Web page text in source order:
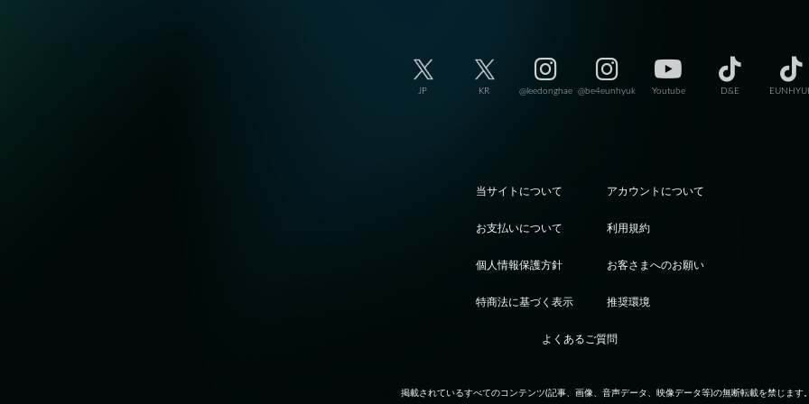
JP KR @leedonghae @be4eunhyuk Youtube D&E
当サイトについて アカウントについて
お支払いについて 利用規約
個人情報保護方針 お客さまへのお願い
特商法に基づく表示 推奨環境
よくあるご質問
掲載されているすべてのコンテンツ(記事、画像、音声データ、映像データ等)の無断転載を禁じます